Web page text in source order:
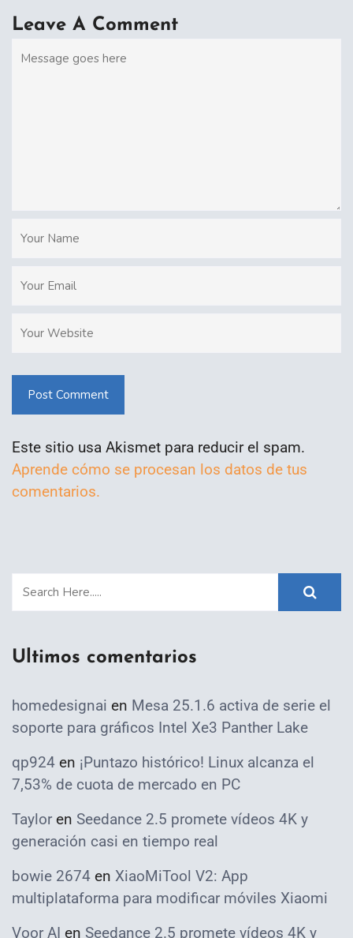
Leave A Comment
Post Comment
Este sitio usa Akismet para reducir el spam.
Aprende cómo se procesan los datos de tus
comentarios.
Ultimos comentarios
homedesignai en Mesa 25.1.6 activa de serie el
soporte para gráficos Intel Xe3 Panther Lake
qp924 en ¡Puntazo histórico! Linux alcanza el
7,53% de cuota de mercado en PC
Taylor en Seedance 2.5 promete vídeos 4K y
generación casi en tiempo real
bowie 2674 en XiaoMiTool V2: App
multiplataforma para modificar móviles Xiaomi
Voor AI en Seedance 2.5 promete vídeos 4K y